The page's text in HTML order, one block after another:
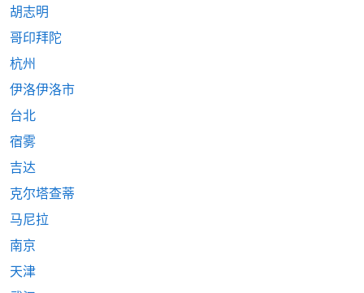
胡志明
哥印拜陀
杭州
伊洛伊洛市
台北
宿雾
吉达
克尔塔查蒂
马尼拉
南京
天津